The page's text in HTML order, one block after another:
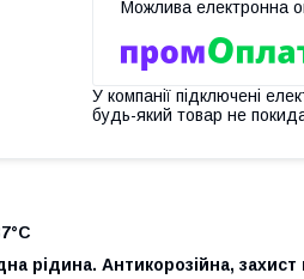
У компанії підключені
будь-який товар не
рідина. Антикорозійна, захист